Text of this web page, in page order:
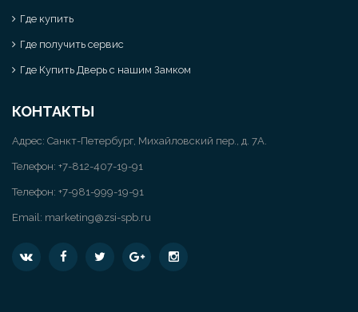
Где купить
Где получить сервис
Где Купить Дверь с нашим Замком
КОНТАКТЫ
Адрес: Санкт-Петербург, Михайловский пер., д. 7А.
Телефон: +7-812-407-19-91
Телефон: +7-981-999-19-91
Email: marketing@zsi-spb.ru